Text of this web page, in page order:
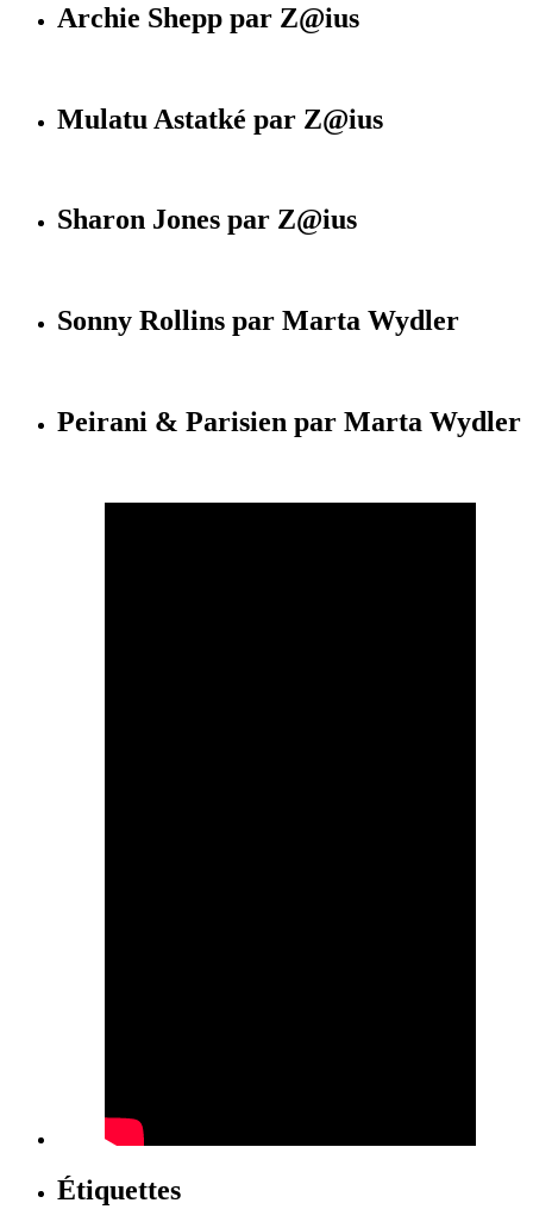
Archie Shepp par Z@ius
Mulatu Astatké par Z@ius
Sharon Jones par Z@ius
Sonny Rollins par Marta Wydler
Peirani & Parisien par Marta Wydler
Étiquettes